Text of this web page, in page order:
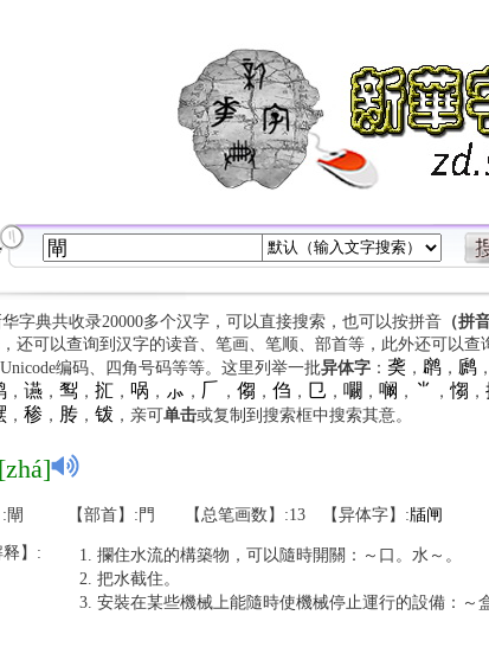
字典共收录20000多个汉字，可以直接搜索，也可以按拼音（拼
还可以查询到汉字的读音、笔画、笔顺、部首等，此外还可以
编码、四角号码等等。这里列举一批异体字： 䶮 ， 䴙， 䴘，
， 䜩， 䴕， 㧟 ， 㖞 ， ⺗ ， 𠂆 ， 㑳 ， 㑇 ， 㔾 ， 㘚 ， 㘎 ， ⺌ ， 㥮 ，
， 䅟， 䏝， 䥽，亲可单击或复制到搜索框中搜索其意。
[zhá]
閘 【部首】:門 【总笔画数】:13 【异体字】:牐闸
释】:
攔住水流的構築物，可以隨時開關：～口。水～。
把水截住。
安裝在某些機械上能隨時使機械停止運行的設備：～